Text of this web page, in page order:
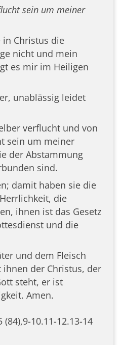
sein um meiner
in Christus die
nicht und mein
es mir im Heiligen
unablässig leidet
verflucht und von
sein um meiner
der Abstammung
sind.
damit haben sie die
die
ihnen ist das Gesetz
und die
und dem Fleisch
der Christus, der
steht, er ist
Amen.
(84),9-10.11-12.13-14